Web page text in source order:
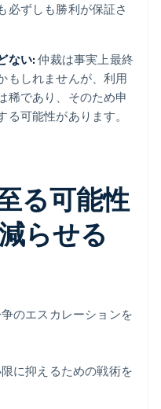
必ずしも勝利が保証さ
ない: 仲裁は事実上最終
もしれませんが、利用
稀であり、そのため申
可能性があります。
る可能性
らせる
のエスカレーションを
に抑えるための戦術を